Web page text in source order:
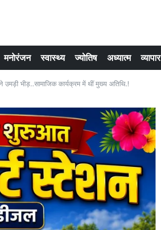
मनोरंजन स्वास्थ्य ज्योतिष अध्यात्म व्यापार
उमड़ी भीड़..सामाजिक कार्यक्रम में थीं मुख्य अतिथि.!